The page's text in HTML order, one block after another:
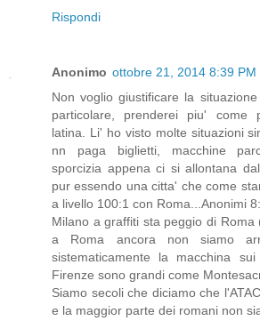
Rispondi
Anonimo ottobre 21, 2014 8:39 PM
Non voglio giustificare la
particolare, prenderei piu' come
latina. Li' ho visto molte situazioni
nn paga biglietti, macchine
sporcizia appena ci si allontana
pur essendo una citta' che come
a livello 100:1 con Roma...Anonimi
Milano a graffiti sta peggio di
a Roma ancora non siamo
sistematicamente la macchina
Firenze sono grandi come
Siamo secoli che diciamo che
e la maggior parte dei romani non